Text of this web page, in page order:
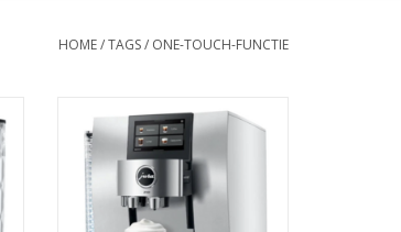
HOME/TAGS/ ONE-TOUCH-FUNCTIE
jura Z10 Aluminium White (EB)